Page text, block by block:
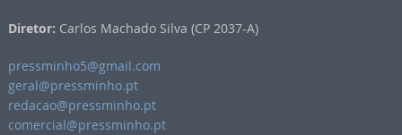
Diretor: Carlos Machado Silva (CP 2037-A)
pressminho5@gmail.com
geral@pressminho.pt
redacao@pressminho.pt
comercial@pressminho.pt